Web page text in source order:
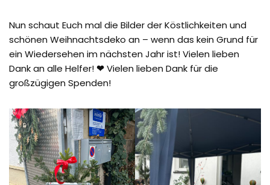
Nun schaut Euch mal die Bilder der Köstlichkeiten und
schönen Weihnachtsdeko an – wenn das kein Grund für
ein Wiedersehen im nächsten Jahr ist! Vielen lieben
Dank an alle Helfer!❤Vielen lieben Dank für die
großzügigen Spenden!